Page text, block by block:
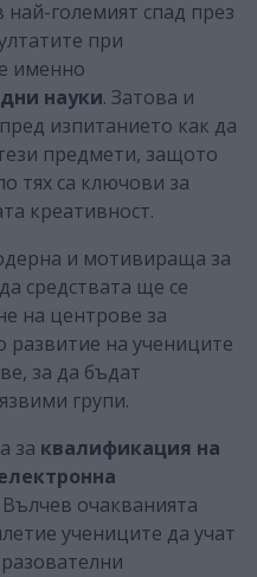
големият спад през
при
именно
науки. Затова и
изпитанието как да
предмети, защото
тях са ключови за
креативност.
и мотивираща за
средствата ще се
на центрове за
развитие на учениците
за да бъдат
групи.
за квалификация на
очакванията
учениците да учат